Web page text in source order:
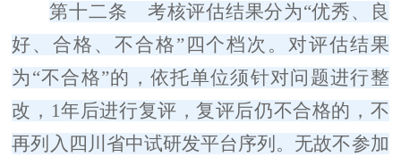
第十二条
考核评估结果分为“优秀、良
好、合格、不合格”四个档次。对评估结果
为 “不合格”的，依托单位须针对问题进行整
改， 1年后进行复评，复评后仍不合格的，不
再列入四川省中试研发平台序列。无故不参加